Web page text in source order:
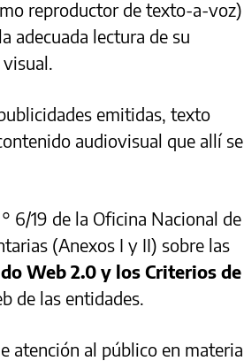
reproductor de texto-a-voz)
adecuada lectura de su
emitidas, texto
audiovisual que allí se
6/19 de la Oficina Nacional de
(Anexos I y II) sobre las
Web 2.0 y los Criterios de
de las entidades.
atención al público en materia